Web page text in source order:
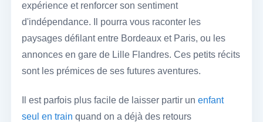
expérience et renforcer son sentiment
d'indépendance. Il pourra vous raconter les
paysages défilant entre Bordeaux et Paris, ou les
annonces en gare de Lille Flandres. Ces petits récits
sont les prémices de ses futures aventures.
Il est parfois plus facile de laisser partir un enfant
seul en train quand on a déjà des retours